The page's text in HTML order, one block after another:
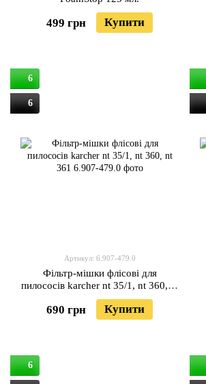
499 грн Купити
6
6
Артикул: 6.907-479.0
Фільтр-мішки флісові для
пилососів karcher nt 35/1, nt 360, nt
361
690 грн Купити
6